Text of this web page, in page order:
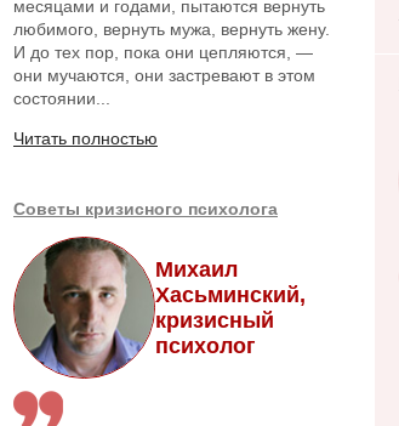
месяцами и годами, пытаются вернуть
любимого, вернуть мужа, вернуть жену.
И до тех пор, пока они цепляются, —
они мучаются, они застревают в этом
состоянии...
Читать полностью
Советы кризисного психолога
Михаил
Хасьминский,
кризисный
психолог